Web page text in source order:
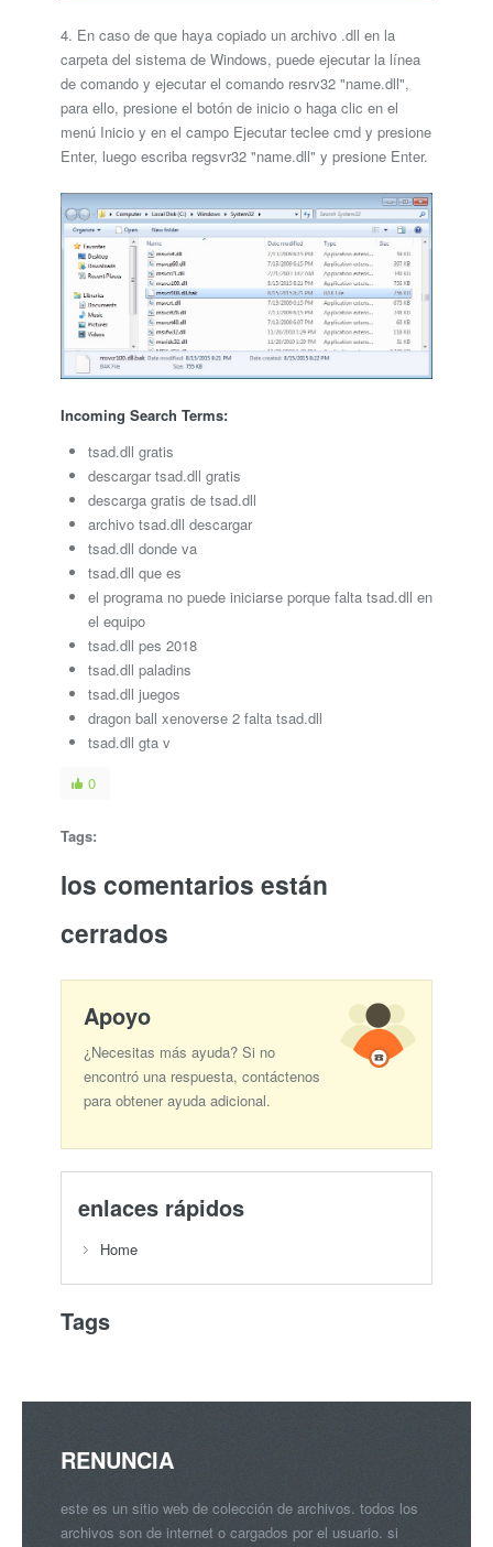
4. En caso de que haya copiado un archivo .dll en la
carpeta del sistema de Windows, puede ejecutar la línea
de comando y ejecutar el comando resrv32 "name.dll",
para ello, presione el botón de inicio o haga clic en el
menú Inicio y en el campo Ejecutar teclee cmd y presione
Enter, luego escriba regsvr32 "name.dll" y presione Enter.
Incoming Search Terms:
tsad.dll gratis
descargar tsad.dll gratis
descarga gratis de tsad.dll
archivo tsad.dll descargar
tsad.dll donde va
tsad.dll que es
el programa no puede iniciarse porque falta tsad.dll en
el equipo
tsad.dll pes 2018
tsad.dll paladins
tsad.dll juegos
dragon ball xenoverse 2 falta tsad.dll
tsad.dll gta v
0
Tags:
los comentarios están
cerrados
Apoyo
¿Necesitas más ayuda? Si no
encontró una respuesta, contáctenos
para obtener ayuda adicional.
enlaces rápidos
Home
Tags
RENUNCIA
este es un sitio web de colección de archivos. todos los
archivos son de internet o cargados por el usuario. si